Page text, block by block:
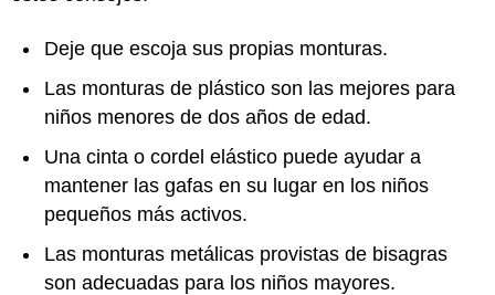
Deje que escoja sus propias monturas.
Las monturas de plástico son las mejores para
niños menores de dos años de edad.
Una cinta o cordel elástico puede ayudar a
mantener las gafas en su lugar en los niños
pequeños más activos.
Las monturas metálicas provistas de bisagras
son adecuadas para los niños mayores.